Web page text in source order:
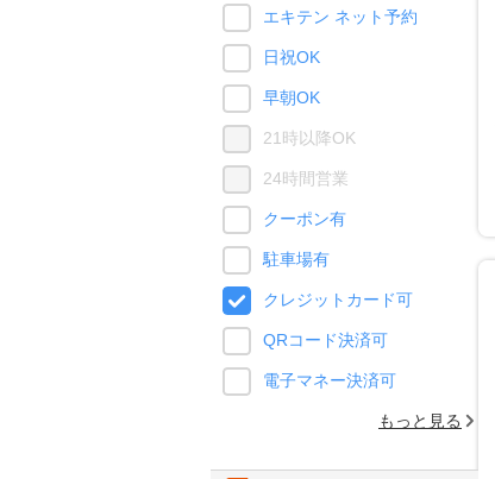
エキテン ネット予約
日祝OK
早朝OK
21時以降OK
24時間営業
クーポン有
駐車場有
クレジットカード可
QRコード決済可
電子マネー決済可
もっと見る